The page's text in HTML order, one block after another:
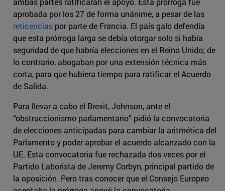
aprobada por los 27 de forma unánime, a pesar de las
reticencias por parte de Francia. El país galo defendía
que esta prórroga larga se debía otorgar solo si había
seguridad de que habría elecciones en el Reino Unido; de
lo contrario, abogaban por una extensión técnica más
corta, para que hubiera tiempo para ratificar el Acuerdo
de Salida.
Para llevar a cabo el Brexit, Johnson, ante el
“obstruccionismo parlamentario” pidió la convocatoria
de elecciones anticipadas para cambiar la aritmética del
Parlamento y poder aprobar el acuerdo alcanzado con la
UE. Esta convocatoria fue rechazada dos veces por el
Partido Laborista de Jeremy Corbyn, principal partido de
la oposición. Pero tras conocer que el Consejo Europeo